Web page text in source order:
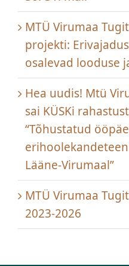
MTÜ Virumaa
projekti:
osalevad looduse
Hea uudis! Mtü
sai KÜSKi
“Tõhustatud
Lääne-Virumaal”
MTÜ Virumaa
2023-2026